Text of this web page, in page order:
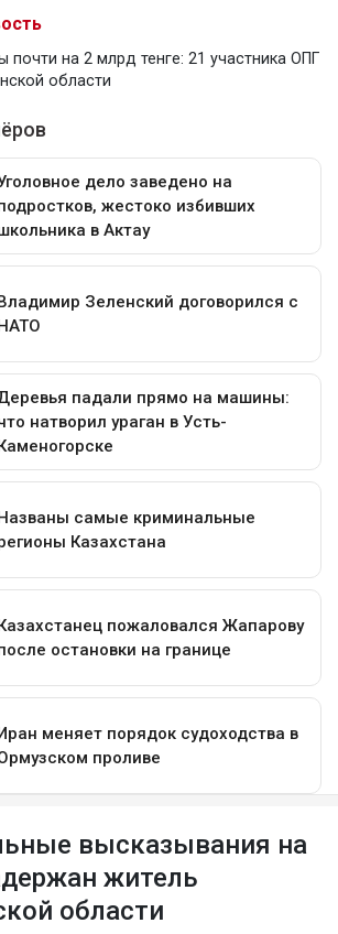
на 2 млрд тенге: 21 участника ОПГ
области
высказывания на
житель
области